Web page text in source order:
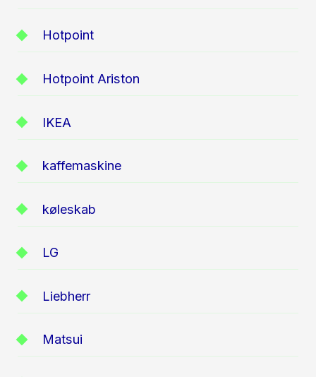
Hotpoint
Hotpoint Ariston
IKEA
kaffemaskine
køleskab
LG
Liebherr
Matsui